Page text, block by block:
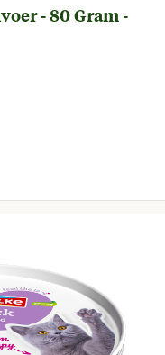
- 80 Gram -